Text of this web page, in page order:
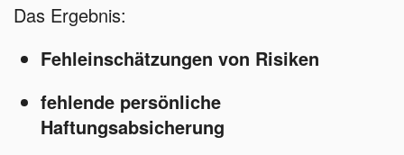
Das Ergebnis:
Fehleinschätzungen von Risiken
fehlende persönliche
Haftungsabsicherung